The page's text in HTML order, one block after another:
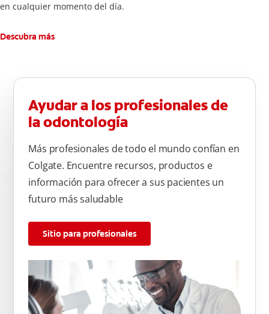
en cualquier momento del día.
Descubra más
Ayudar a los profesionales de
la odontología
Más profesionales de todo el mundo confían en
Colgate. Encuentre recursos, productos e
información para ofrecer a sus pacientes un
futuro más saludable
Sitio para profesionales